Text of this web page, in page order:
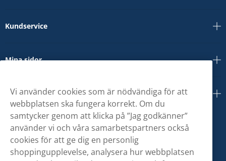
Kundservice
Mina sidor
Om oss
Vi använder cookies som är nödvändiga för att
webbplatsen ska fungera korrekt. Om du
samtycker genom att klicka på ”Jag godkänner”
använder vi och våra samarbetspartners också
cookies för att ge dig en personlig
shoppingupplevelse, analysera hur webbplatsen